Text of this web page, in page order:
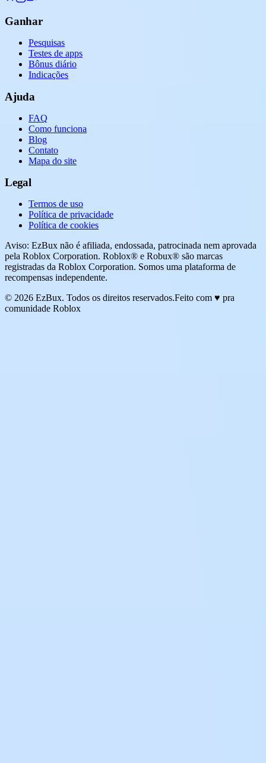
Ganhar
Pesquisas
Testes de apps
Bônus diário
Indicações
Ajuda
FAQ
Como funciona
Blog
Contato
Mapa do site
Legal
Termos de uso
Política de privacidade
Política de cookies
Aviso: EzBux não é afiliada, endossada, patrocinada nem aprovada
pela Roblox Corporation. Roblox® e Robux® são marcas
registradas da Roblox Corporation. Somos uma plataforma de
recompensas independente.
© 2026 EzBux. Todos os direitos reservados.Feito com ♥ pra
comunidade Roblox